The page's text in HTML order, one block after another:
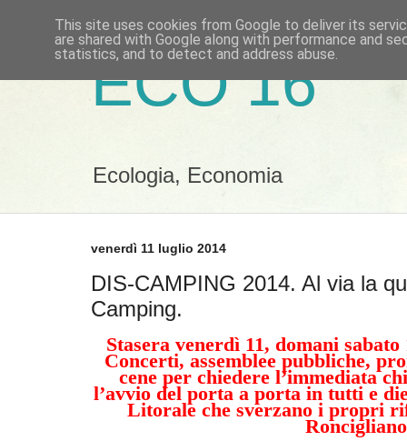
ECO 16
Ecologia, Economia
venerdì 11 luglio 2014
DIS-CAMPING 2014. Al via la
Camping.
Stasera venerdì 11, domani
Concerti, assemblee pubbliche,
cene per chiedere l’immediata
l’avvio del porta a porta in tutti e
Litorale che sverzano i propri
This site uses cookies from Google to deliver its
are shared with Google along with performance and
statistics, and to detect and address abuse.